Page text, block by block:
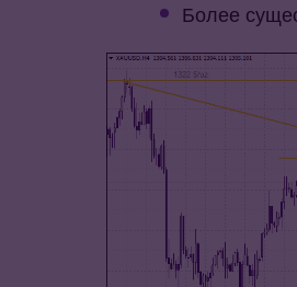
Более